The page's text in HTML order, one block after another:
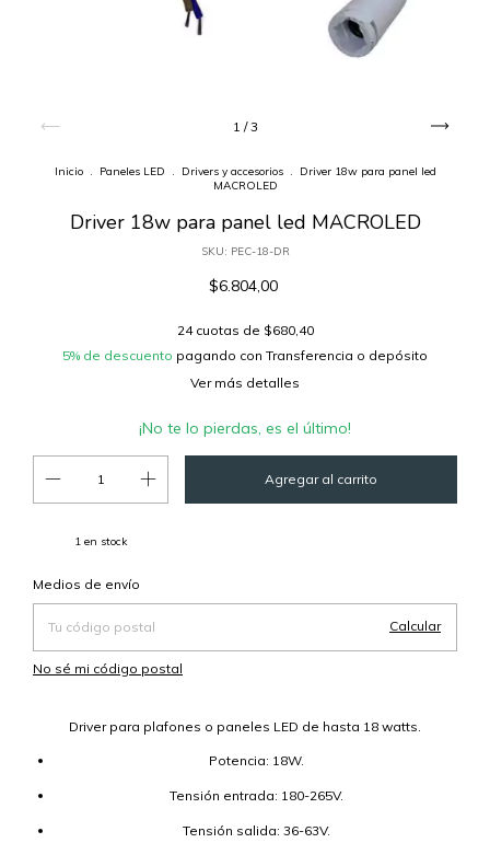
1 /3
Inicio . Paneles LED . Drivers y accesorios .
Driver 18w para panel led
MACROLED
Driver 18w para panel led MACROLED
SKU: PEC-18-DR
$6.804,00
24 cuotas de $680,40
5% de descuento pagando con Transferencia o depósito
Ver más detalles
¡No te lo pierdas, es el último!
1 en stock
Entregas para el CP:
Medios de envío
Calcular
No sé mi código postal
Driver para plafones o paneles LED de hasta 18 watts.
Potencia: 18W.
Tensión entrada: 180-265V.
Tensión salida: 36-63V.